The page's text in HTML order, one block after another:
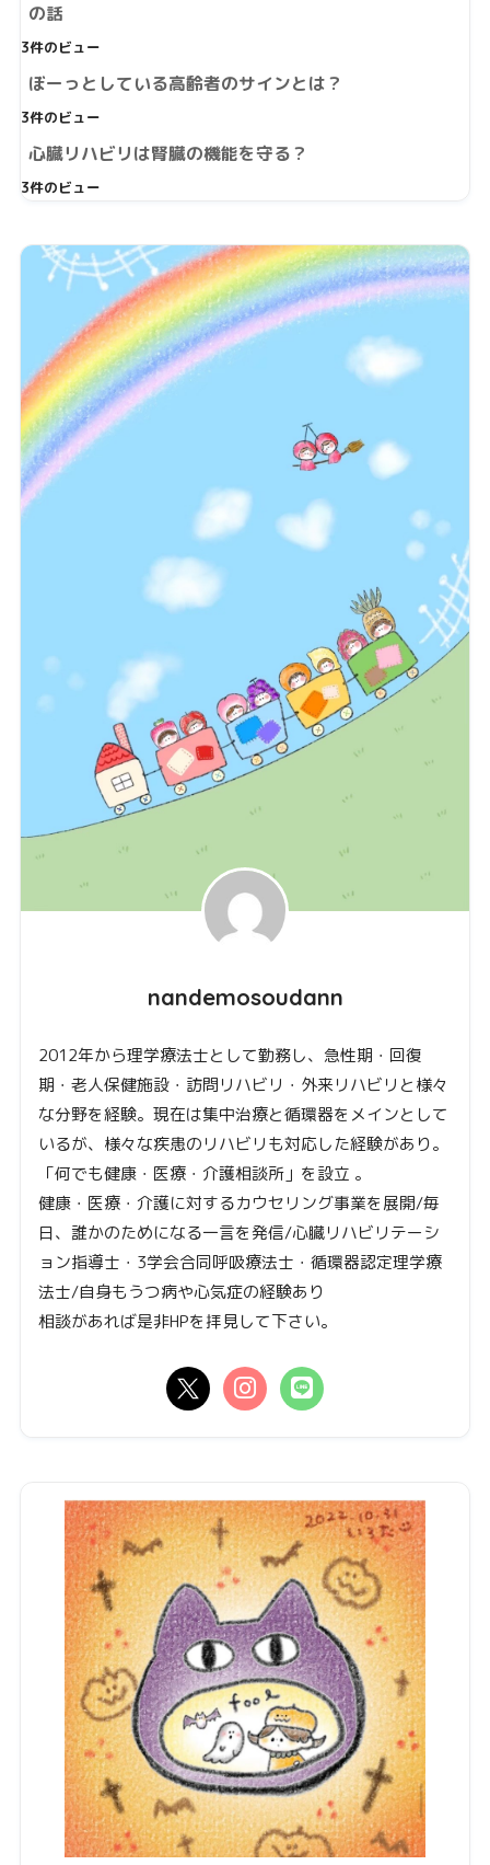
の話
3件のビュー
ぼーっとしている高齢者のサインとは？
3件のビュー
心臓リハビリは腎臓の機能を守る？
3件のビュー
nandemosoudann
2012年から理学療法士として勤務し、急性期・回復
期・老人保健施設・訪問リハビリ・外来リハビリと様々
な分野を経験。現在は集中治療と循環器をメインとして
いるが、様々な疾患のリハビリも対応した経験があり。
「何でも健康・医療・介護相談所」を設立 。
健康・医療・介護に対するカウセリング事業を展開/毎
日、誰かのためになる一言を発信/心臓リハビリテーシ
ョン指導士・3学会合同呼吸療法士・循環器認定理学療
法士/自身もうつ病や心気症の経験あり
相談があれば是非HPを拝見して下さい。